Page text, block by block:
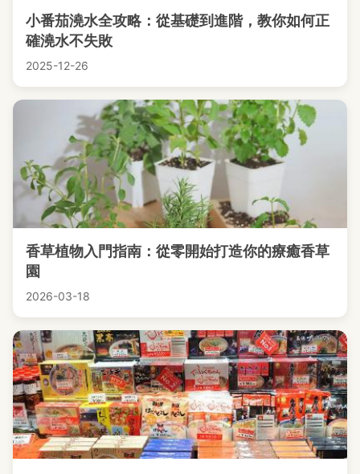
小番茄澆水全攻略：從基礎到進階，教你如何正
確澆水不失敗
2025-12-26
香草植物入門指南：從零開始打造你的療癒香草
園
2026-03-18